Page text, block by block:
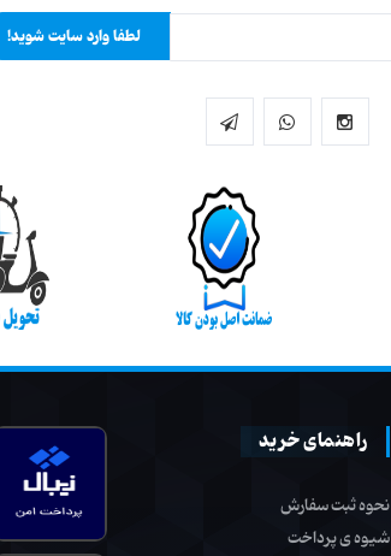
لطفا وارد سایت شوید!
راهنمای خرید
نحوه ثبت سفارش
شیوه ی پرداخت